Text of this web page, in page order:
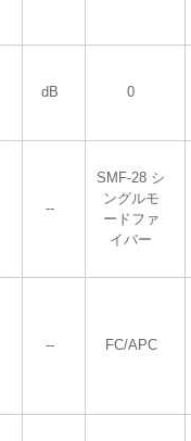
dB 0
--
SMF-28 シ
ングルモ
ードファ
イバー
-- FC/APC